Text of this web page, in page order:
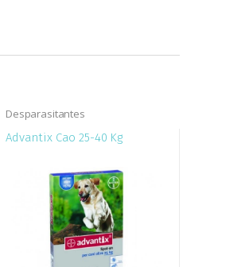
Desparasitantes
Advantix Cao 25-40 Kg